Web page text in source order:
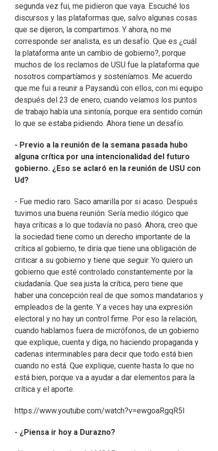
segunda vez fui, me pidieron que vaya. Escuché los
discursos y las plataformas que, salvo algunas cosas
que se dijeron, la compartimos. Y ahora, no me
corresponde ser analista, es un desafío. Que es ¿cuál
la plataforma ante un cambio de gobierno?, porque
muchos de los reclamos de USU fue la plataforma que
nosotros compartíamos y sosteníamos. Me acuerdo
que me fui a reunir a Paysandú con ellos, con mi equipo
después del 23 de enero, cuando veíamos los puntos
de trabajo había una sintonía, porque era sentido común
lo que se estaba pidiendo. Ahora tiene un desafío.
- Previo a la reunión de la semana pasada hubo
alguna crítica por una intencionalidad del futuro
gobierno. ¿Eso se aclaró en la reunión de USU con
Ud?
- Fue medio raro. Saco amarilla por si acaso. Después
tuvimos una buena reunión. Sería medio ilógico que
haya críticas a lo que todavía no pasó. Ahora, creo que
la sociedad tiene como un derecho importante de la
crítica al gobierno, te diría que tiene una obligación de
criticar a su gobierno y tiene que seguir. Yo quiero un
gobierno que esté controlado constantemente por la
ciudadanía. Que sea justa la crítica, pero tiene que
haber una concepción real de que somos mandatarios y
empleados de la gente. Y a veces hay una expresión
electoral y no hay un control firme. Por eso la relación,
cuando hablamos fuera de micrófonos, de un gobierno
que explique, cuenta y diga, no haciendo propaganda y
cadenas interminables para decir que todo está bien
cuando no está. Que explique, cuente hasta lo que no
está bien, porque va a ayudar a dar elementos para la
crítica y el aporte.
https://www.youtube.com/watch?v=ewgoaRgqR5I
- ¿Piensa ir hoy a Durazno?